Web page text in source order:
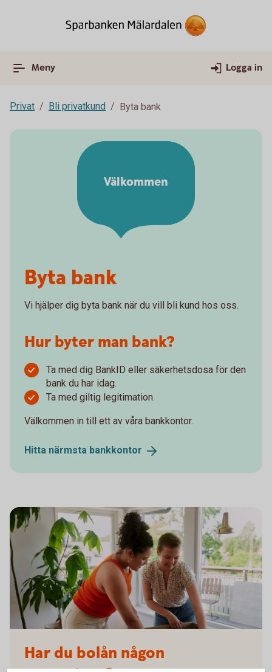
Meny Logga in
Privat Bli privatkund Byta bank
Byta bank
Vi hjälper dig byta bank när du vill bli kund hos oss.
Hur byter man bank?
Ta med dig BankID eller säkerhetsdosa för den
bank du har idag.
Ta med giltig legitimation.
Välkommen in till ett av våra bankkontor.
Hitta närmsta bankkontor
Välkommen
Har du bolån någon